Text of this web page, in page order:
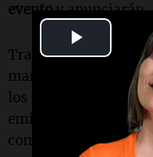
Video
eventoy anunciarán,
Tras anticipar un
mañana de hoy,
los últimos días en la
emitieron, este
comunicado: